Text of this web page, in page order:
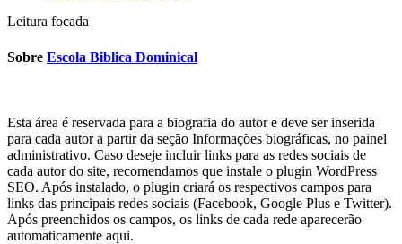
Leitura focada
Sobre Escola Biblica Dominical
Esta área é reservada para a biografia do autor e deve ser inserida
para cada autor a partir da seção Informações biográficas, no painel
administrativo. Caso deseje incluir links para as redes sociais de
cada autor do site, recomendamos que instale o plugin WordPress
SEO. Após instalado, o plugin criará os respectivos campos para
links das principais redes sociais (Facebook, Google Plus e Twitter).
Após preenchidos os campos, os links de cada rede aparecerão
automaticamente aqui.